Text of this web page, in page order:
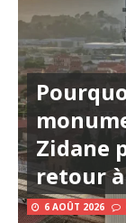
Zidane
retour
6 AOÛT 2026